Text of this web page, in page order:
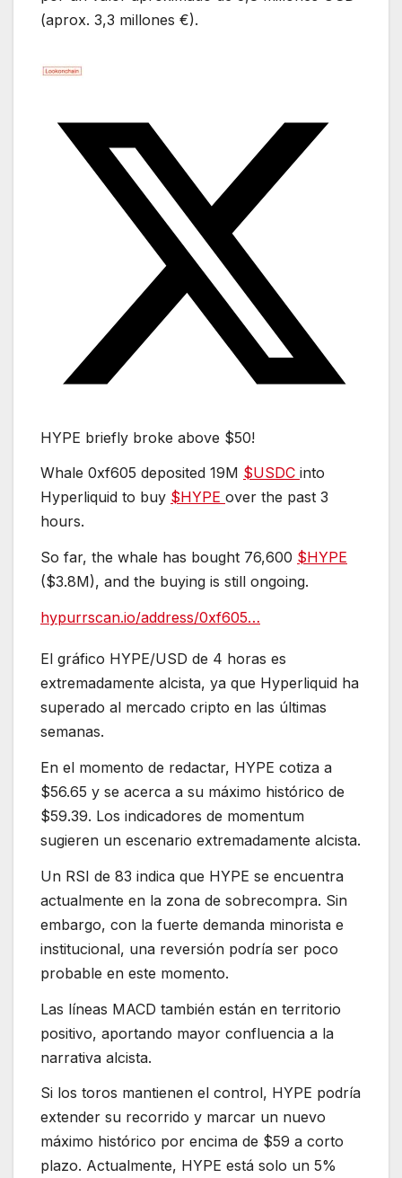
(aprox. 3,3 millones €).
HYPE briefly broke above $50!
Whale 0xf605 deposited 19M $USDC into
Hyperliquid to buy $HYPE over the past 3
hours.
So far, the whale has bought 76,600 $HYPE
($3.8M), and the buying is still ongoing.
hypurrscan.io/address/0xf605…
El gráfico HYPE/USD de 4 horas es
extremadamente alcista, ya que Hyperliquid ha
superado al mercado cripto en las últimas
semanas.
En el momento de redactar, HYPE cotiza a
$56.65 y se acerca a su máximo histórico de
$59.39. Los indicadores de momentum
sugieren un escenario extremadamente alcista.
Un RSI de 83 indica que HYPE se encuentra
actualmente en la zona de sobrecompra. Sin
embargo, con la fuerte demanda minorista e
institucional, una reversión podría ser poco
probable en este momento.
Las líneas MACD también están en territorio
positivo, aportando mayor confluencia a la
narrativa alcista.
Si los toros mantienen el control, HYPE podría
extender su recorrido y marcar un nuevo
máximo histórico por encima de $59 a corto
plazo. Actualmente, HYPE está solo un 5%